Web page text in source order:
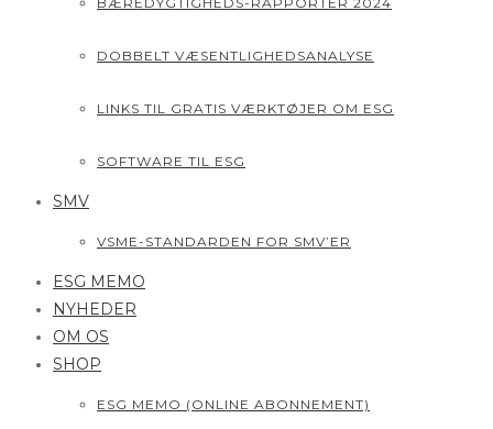
DOBBELT VÆSENTLIGHEDSANALYSE
LINKS TIL GRATIS VÆRKTØJER OM ESG
SOFTWARE TIL ESG
SMV
VSME-STANDARDEN FOR SMV’ER
ESG MEMO
NYHEDER
OM OS
SHOP
ESG MEMO (ONLINE ABONNEMENT)